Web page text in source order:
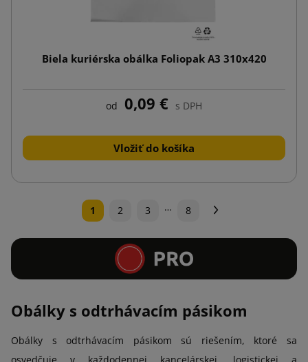
Biela kuriérska obálka Foliopak A3 310x420
od 0,09 € s DPH
Vložiť do košíka
1 2 3 … 8
Obálky s odtrhávacím pásikom
Obálky s odtrhávacím pásikom sú riešením, ktoré sa
osvedčuje v každodennej kancelárskej, logistickej a